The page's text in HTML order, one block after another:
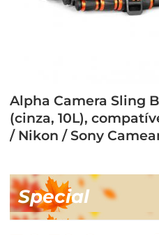
Alpha Camera Sling
(cinza, 10L),
/ Nikon / Sony
Special